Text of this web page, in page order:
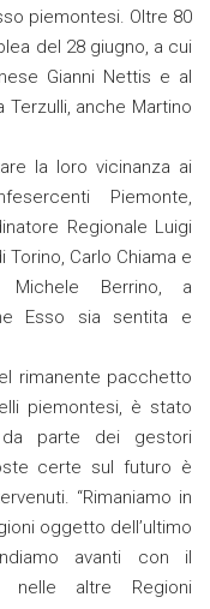
piemontesi. Oltre 80
del 28 giugno, a cui
Gianni Nettis e al
Terzulli, anche Martino
la loro vicinanza ai
Piemonte,
Regionale Luigi
Carlo Chiama e
Michele Berrino, a
Esso sia sentita e
rimanente pacchetto
piemontesi, è stato
parte dei gestori
certe sul futuro è
“Rimaniamo in
oggetto dell’ultimo
avanti con il
altre Regioni